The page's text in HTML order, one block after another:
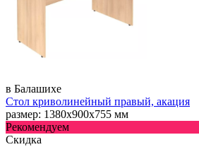
в Балашихе
Стол криволинейный правый, акация
размер: 1380х900х755 мм
Рекомендуем
Скидка